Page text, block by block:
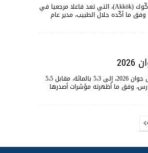
سيقع افتتاح فرع لأكسا كومبوزيت (Aksa Composites)، التابعة للمجموعة التركية أكّوك (Akkök)، التي تعد فاعلا مرجعيا في
وفق ما أكّده جلال الطبيب، مدير عام
تراجعت نسبة التضخم عند الاستهلاك العائلي خلال جوان 2026، إلى 5،3 بالمائة، مقابل 5،5
2026، و5 بالمائة خلال مارس، وفق ما أظهرته مؤشرات أصدرها